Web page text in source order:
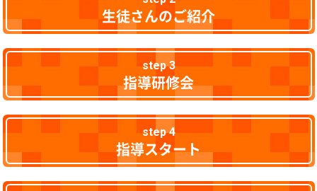
生徒さんのご紹介
step 3
指導研修会
step 4
指導スタート